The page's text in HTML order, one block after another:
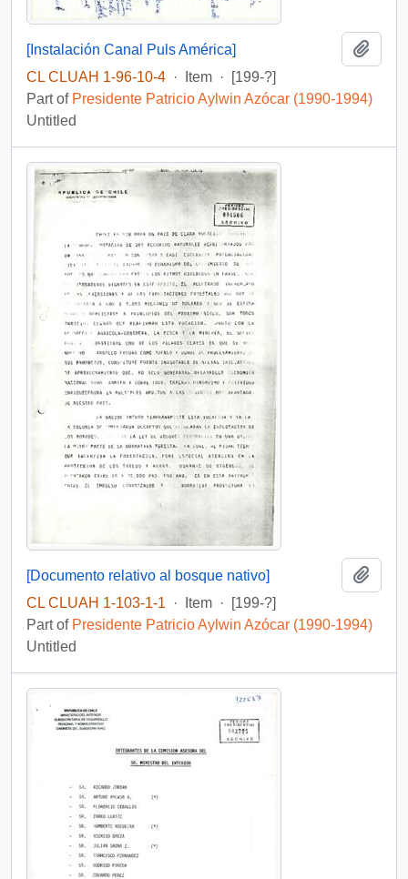
[Instalación Canal Puls América]
CL CLUAH 1-96-10-4 · Item ·
[199-?]
Part of Presidente Patricio Aylwin Azócar (1990-1994)
Untitled
[Documento relativo al bosque nativo]
CL CLUAH 1-103-1-1
· Item ·
[199-?]
Part of Presidente Patricio Aylwin Azócar (1990-1994)
Untitled